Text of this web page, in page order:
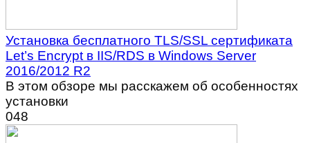
Установка бесплатного TLS/SSL сертификата
Let’s Encrypt в IIS/RDS в Windows Server
2016/2012 R2
В этом обзоре мы расскажем об особенностях
установки
048